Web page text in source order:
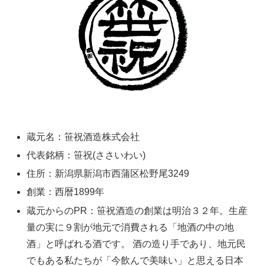
蔵元名：笹祝酒造株式会社
代表銘柄：笹祝(ささいわい)
住所：新潟県新潟市西蒲区松野尾3249
創業：西暦1899年
蔵元からのPR：笹祝酒造の創業は明治３２年。生産
量の実に９割が地元で消費される「地酒の中の地
酒」と呼ばれる酒です。 酒の造り手であり、地元民
でもある私たちが「今飲んで美味い」と思える日本